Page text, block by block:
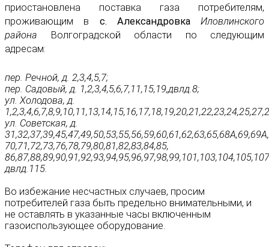
приостановлена поставка газа потребителям,
проживающим в с. Александровка
Иловлинского
района Волгоградской области по следующим
адресам:
пер. Речной, д. 2,3,4,5,7;
пер. Садовый, д. 1,2,3,4,5,6,7,11,15,19,двлд.8;
ул. Холодова, д.
ул. Советская, д.
31,32,37,39,45,47,49,50,53,55,56,59,60,61,62,63,65,68А,69,69А,
70,71,72,73,76,78,79,80,81,82,83,84,85,
двлд.115.
Во избежание несчастных случаев, просим
потребителей газа быть предельно внимательными, и
не оставлять в указанные часы включенным
газоиспользующее оборудование.